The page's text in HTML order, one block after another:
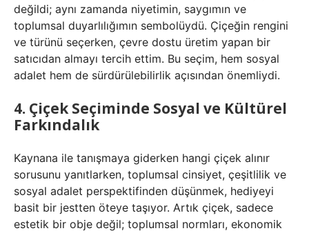
değildi; aynı zamanda niyetimin, saygımın ve
toplumsal duyarlılığımın sembolüydü. Çiçeğin rengini
ve türünü seçerken, çevre dostu üretim yapan bir
satıcıdan almayı tercih ettim. Bu seçim, hem sosyal
adalet hem de sürdürülebilirlik açısından önemliydi.
4. Çiçek Seçiminde Sosyal ve Kültürel
Farkındalık
Kaynana ile tanışmaya giderken hangi çiçek alınır
sorusunu yanıtlarken, toplumsal cinsiyet, çeşitlilik ve
sosyal adalet perspektifinden düşünmek, hediyeyi
basit bir jestten öteye taşıyor. Artık çiçek, sadece
estetik bir obje değil; toplumsal normları, ekonomik